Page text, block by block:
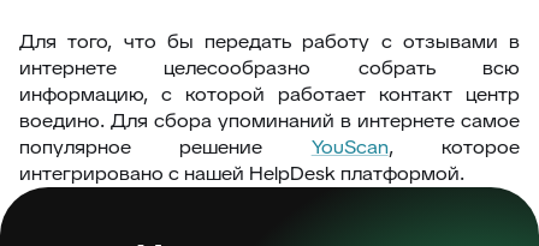
Для того, что бы передать работу с отзывами в
интернете целесообразно собрать всю
информацию, с которой работает контакт центр
воедино. Для сбора упоминаний в интернете самое
популярное решение YouScan, которое
интегрировано с нашей HelpDesk платформой.